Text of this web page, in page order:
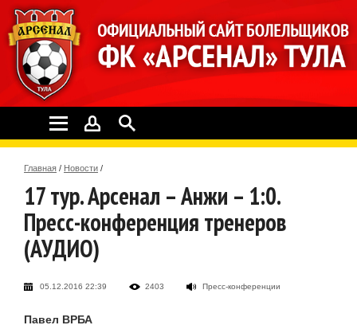
Главная / Новости /
17 тур. Арсенал – Анжи – 1:0.
Пресс-конференция тренеров
(АУДИО)
05.12.2016 22:39 2403 Пресс-конференции
Павел ВРБА